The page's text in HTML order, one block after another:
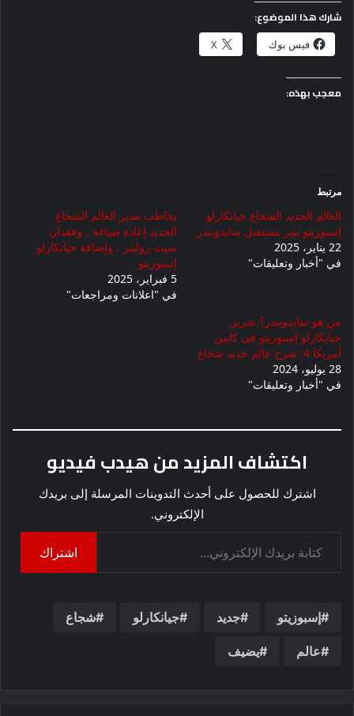
شارك هذا الموضوع:
فيس بوك X
معجب بهذه:
مرتبط
العالم الجديد الشجاع جيانكارلو
إسبوزيتو يثير مستقبل سايدويندر
22 يناير، 2025
في "أخبار وتعليقات"
يخاطب مدير العالم الشجاع
الجديد إعادة صياغة ، وفقدان
سيث رولينز ، وإضافة جيانكارلو
إسبوزيتو
5 فبراير، 2025
في "اعلانات ومراجعات"
من هو سايدويندر؟ شرير
جيانكارلو إسبوزيتو في كابتن
أمريكا 4: شرح عالم جديد شجاع
28 يوليو، 2024
في "أخبار وتعليقات"
اكتشاف المزيد من هيدب فيديو
اشترك للحصول على أحدث التدوينات المرسلة إلى بريدك
الإلكتروني.
اشتراك
إسبوزيتو جديد جيانكارلو شجاع
عالم يضيف